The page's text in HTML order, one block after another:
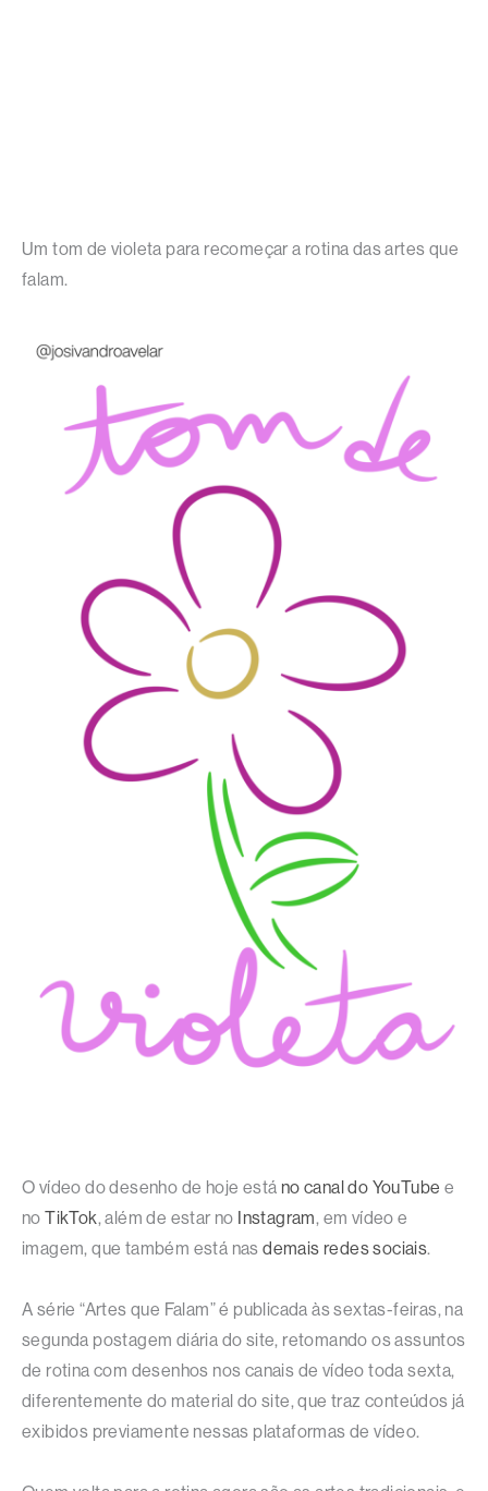
Um tom de violeta para recomeçar a rotina das artes que
falam.
O vídeo do desenho de hoje está no canal do YouTube e
noTikTok, além de estar no Instagram, em vídeo e
imagem, que também está nasdemais redes sociais.
A série “Artes que Falam” é publicada às sextas-feiras, na
segunda postagem diária do site, retomando os assuntos
de rotina com desenhos nos canais de vídeo toda sexta,
diferentemente do material do site, que traz conteúdos já
exibidos previamente nessas plataformas de vídeo.